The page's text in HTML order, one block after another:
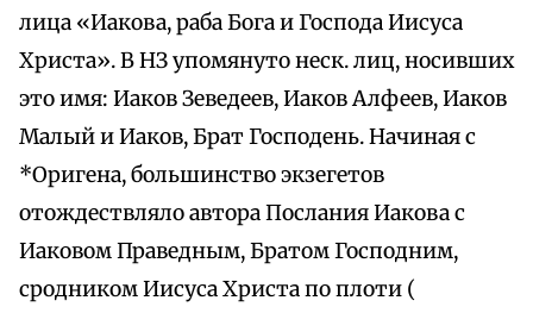
лица «Иакова, раба Бога и Господа Иисуса
Христа». В НЗ упомянуто неск. лиц, носивших
это имя: Иаков Зеведеев, Иаков Алфеев, Иаков
Малый и Иаков, Брат Господень. Начиная с
*Оригена, большинство экзегетов
отождествляло автора Послания Иакова с
Иаковом Праведным, Братом Господним,
сродником Иисуса Христа по плоти (